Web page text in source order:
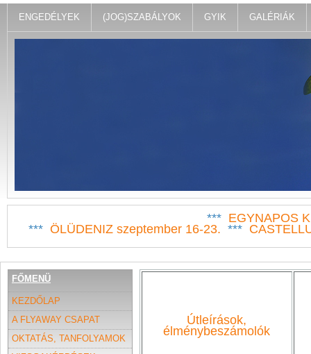
ENGEDÉLYEK (JOG)SZABÁLYOK GYIK GALÉRIÁK
*** EGYNAPOS
*** ÖLÜDENIZ szeptember 16-23. ***
FŐMENÜ
KEZDŐLAP
A FLYAWAY CSAPAT
OKTATÁS, TANFOLYAMOK
Útleírások,
élménybeszámolók